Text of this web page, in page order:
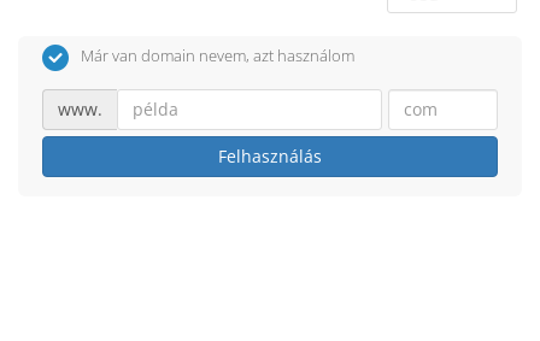
Már van domain nevem, azt használom
www.
Felhasználás